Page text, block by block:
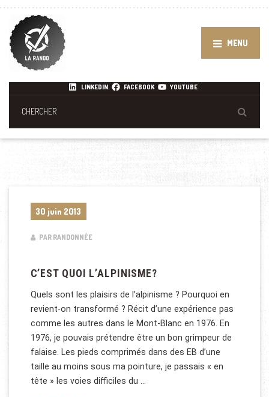
MENU
LINKEDIN FACEBOOK YOUTUBE
30 juin 2013
PAR RANDONNÉE
C’EST QUOI L’ALPINISME?
Quels sont les plaisirs de l’alpinisme ? Pourquoi en
revient-on transformé ? Récit d’une expérience pas
comme les autres dans le Mont-Blanc en 1976. En
1976, je pouvais prétendre être un bon grimpeur de
falaise. Les pieds comprimés dans des EB d’une
taille au moins sous ma pointure, je passais « en
tête » les voies difficiles du …